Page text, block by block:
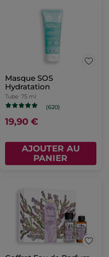
Masque SOS
Hydratation
Tube 75 ml
(620)
19,90 €
AJOUTER AU
PANIER